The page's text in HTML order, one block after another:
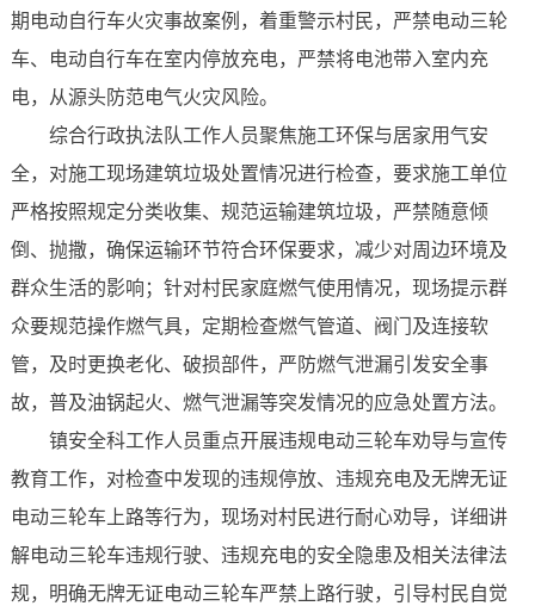
期电动自行车火灾事故案例，着重警示村民，严禁电动三轮
车、电动自行车在室内停放充电，严禁将电池带入室内充
电，从源头防范电气火灾风险。
综合行政执法队工作人员聚焦施工环保与居家用气安
全，对施工现场建筑垃圾处置情况进行检查，要求施工单位
严格按照规定分类收集、规范运输建筑垃圾，严禁随意倾
倒、抛撒，确保运输环节符合环保要求，减少对周边环境及
群众生活的影响；针对村民家庭燃气使用情况，现场提示群
众要规范操作燃气具，定期检查燃气管道、阀门及连接软
管，及时更换老化、破损部件，严防燃气泄漏引发安全事
故，普及油锅起火、燃气泄漏等突发情况的应急处置方法。
镇安全科工作人员重点开展违规电动三轮车劝导与宣传
教育工作，对检查中发现的违规停放、违规充电及无牌无证
电动三轮车上路等行为，现场对村民进行耐心劝导，详细讲
解电动三轮车违规行驶、违规充电的安全隐患及相关法律法
规，明确无牌无证电动三轮车严禁上路行驶，引导村民自觉